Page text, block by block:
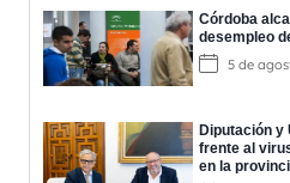
Córdoba
desempleo
5 de
Diputación y
frente al
en la